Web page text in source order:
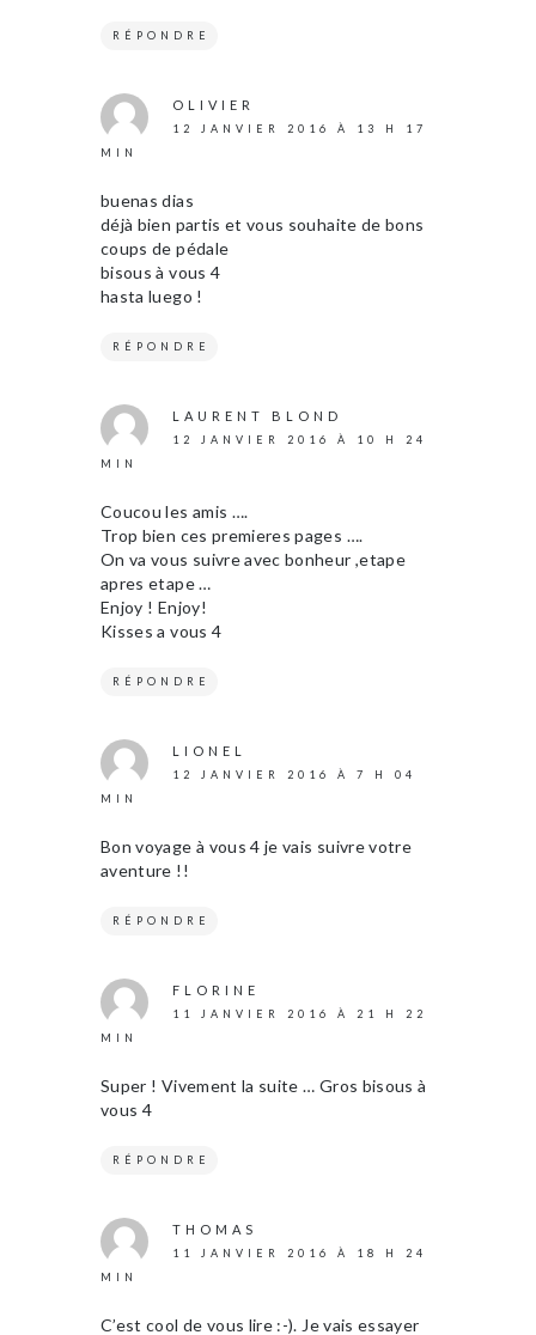
RÉPONDRE
OLIVIER
12 JANVIER 2016 À 13 H 17
MIN
buenas dias
déjà bien partis et vous souhaite de bons
coups de pédale
bisous à vous 4
hasta luego !
RÉPONDRE
LAURENT BLOND
12 JANVIER 2016 À 10 H 24
MIN
Coucou les amis ….
Trop bien ces premieres pages ….
On va vous suivre avec bonheur ,etape
apres etape …
Enjoy ! Enjoy!
Kisses a vous 4
RÉPONDRE
LIONEL
12 JANVIER 2016 À 7 H 04
MIN
Bon voyage à vous 4 je vais suivre votre
aventure !!
RÉPONDRE
FLORINE
11 JANVIER 2016 À 21 H 22
MIN
Super ! Vivement la suite … Gros bisous à
vous 4
RÉPONDRE
THOMAS
11 JANVIER 2016 À 18 H 24
MIN
C’est cool de vous lire :-). Je vais essayer